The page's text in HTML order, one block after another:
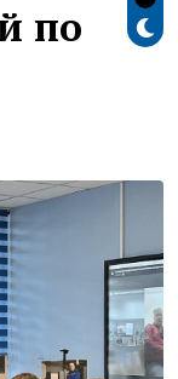
по